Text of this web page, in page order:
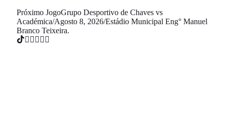
Próximo JogoGrupo Desportivo de Chaves vs
Académica/Agosto 8, 2026/Estádio Municipal Eng° Manuel
Branco Teixeira.